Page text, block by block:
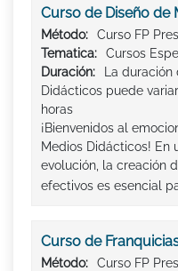
Curso de Diseño de
Método:
Curso FP
Tematica:
Cursos
Duración:
La
Didácticos puede
horas
¡Bienvenidos al
Medios Didácticos! En
evolución, la creación
efectivos es esencial
Curso de
Método:
Curso FP